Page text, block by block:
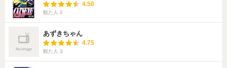
4.50
観た人 2
あずきちゃん
4.75
観た人 3